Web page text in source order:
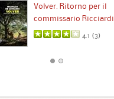
Volver. Ritorno per il
commissario Ricciardi
4.1 (3)